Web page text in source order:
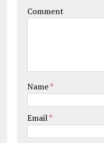
Comment
Name*
Email*